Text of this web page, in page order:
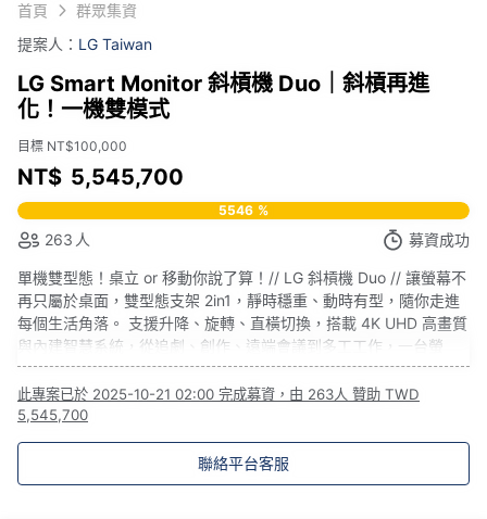
首頁
群眾集資
提案人： LG Taiwan
LG Smart Monitor 斜槓機 Duo｜斜槓再進
化！一機雙模式
目標 NT$100,000
NT$ 5,545,700
5546 %
263 人 募資成功
單機雙型態！桌立 or 移動你說了算！// LG 斜槓機 Duo // 讓螢幕不
再只屬於桌面，雙型態支架 2in1，靜時穩重、動時有型，隨你走進
每個生活角落。 支援升降、旋轉、直橫切換，搭載 4K UHD 高畫質
與內建智慧系統，從追劇、創作、遠端會議到多工工作，一台螢
幕，承載你所有日常可能！
此專案已於 2025-10-21 02:00 完成募資，由 263人 贊助 TWD
5,545,700
聯絡平台客服